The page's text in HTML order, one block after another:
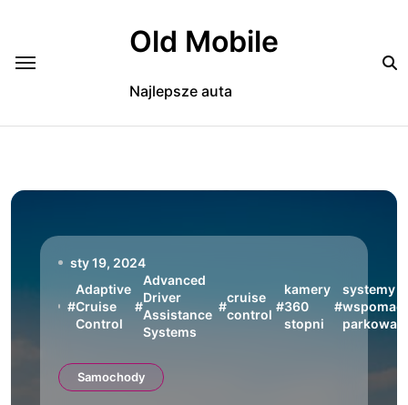
Old Mobile
Najlepsze auta
sty 19, 2024
#
Adaptive
Cruise
Control
#
Advanced
Driver
Assistance
Systems
#
cruise
control
#
kamery
360
stopni
#
systemy
Samochody